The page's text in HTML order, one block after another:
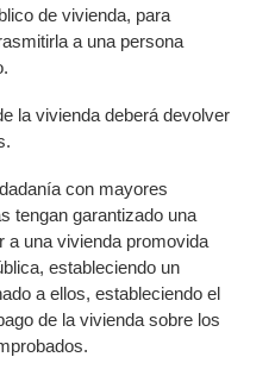
de vivienda, para
a una persona
la vivienda deberá devolver
con mayores
tengan garantizado una
a una vivienda promovida
estableciendo un
a ellos, estableciendo el
de la vivienda sobre los